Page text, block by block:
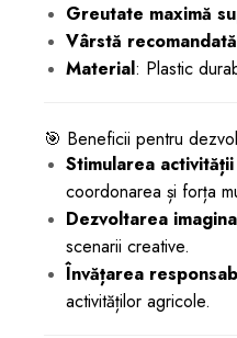
Greutate maximă
Vârstă recomandată
Material: Plastic
🎯 Beneficii pentru
Stimularea
coordonarea și forța
Dezvoltarea
scenarii creative.
Învățarea
activităților agricole.